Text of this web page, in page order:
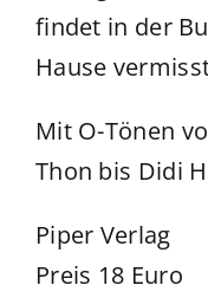
findet in der
Hause
Mit O-Tönen
Thon bis Didi
Piper Verlag
Preis 18 Euro